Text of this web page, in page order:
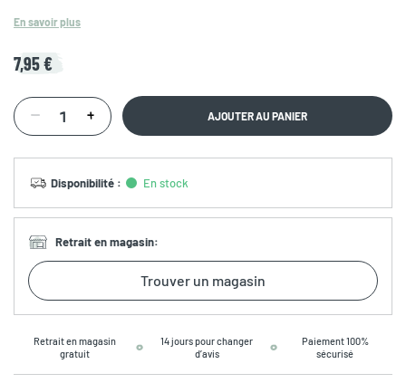
En savoir plus
7,95 €
AJOUTER AU PANIER
Disponibilité : En stock
Retrait en magasin:
Trouver un magasin
Retrait en magasin
gratuit
14 jours pour changer
d’avis
Paiement 100%
sécurisé